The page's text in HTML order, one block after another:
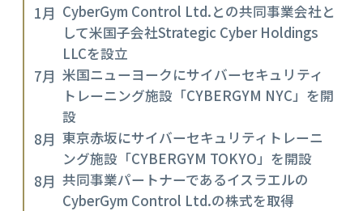
1月 CyberGym Control Ltd.との共同事業会社と
して米国子会社Strategic Cyber Holdings
LLCを設立
7月 米国ニューヨークにサイバーセキュリティ
トレーニング施設「CYBERGYM NYC」を開
設
8月 東京赤坂にサイバーセキュリティトレーニ
ング施設「CYBERGYM TOKYO」を開設
8月 共同事業パートナーであるイスラエルの
CyberGym Control Ltd.の株式を取得